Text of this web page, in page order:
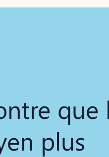
que
plus